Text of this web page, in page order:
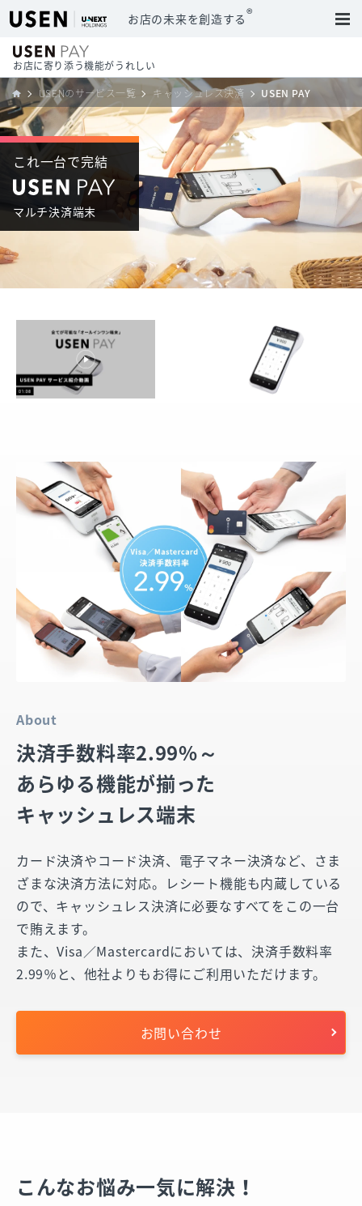
お店の未来を創造する®
お店に寄り添う機能がうれしい
USENのサービス一覧
キャッシュレス決済 USEN PAY
これ一台で完結
マルチ決済端末
About
決済手数料率2.99%～
あらゆる機能が揃った
キャッシュレス端末
カード決済やコード決済、電子マネー決済など、さま
ざまな決済方法に対応。レシート機能も内蔵している
ので、キャッシュレス決済に必要なすべてをこの一台
で賄えます。
また、Visa／Mastercardにおいては、決済手数料率
2.99％と、他社よりもお得にご利用いただけます。
お問い合わせ
こんなお悩み一気に解決！